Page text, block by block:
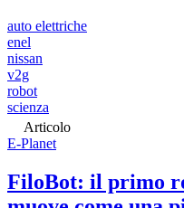
auto elettriche
enel
nissan
v2g
robot
scienza
Articolo
E-Planet
FiloBot: il primo